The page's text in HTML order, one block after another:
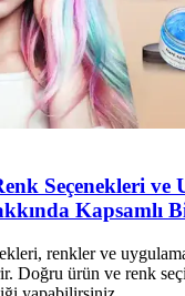
Seçenekleri ve
Kapsamlı
renkler ve
Doğru ürün ve renk